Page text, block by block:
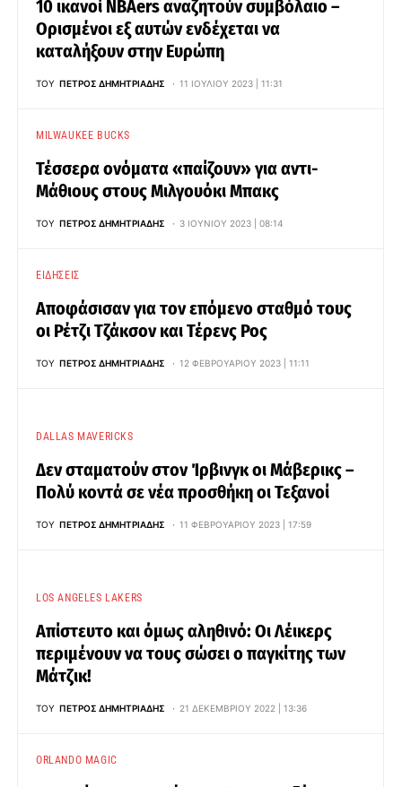
10 ικανοί NBAers αναζητούν συμβόλαιο –
Ορισμένοι εξ αυτών ενδέχεται να
καταλήξουν στην Ευρώπη
ΤΟΥ ΠΈΤΡΟΣ ΔΗΜΗΤΡΙΆΔΗΣ 11 ΙΟΥΛΊΟΥ 2023 | 11:31
MILWAUKEE BUCKS
Τέσσερα ονόματα «παίζουν» για αντι-
Μάθιους στους Μιλγουόκι Μπακς
ΤΟΥ ΠΈΤΡΟΣ ΔΗΜΗΤΡΙΆΔΗΣ 3 ΙΟΥΝΊΟΥ 2023 | 08:14
ΕΙΔΉΣΕΙΣ
Αποφάσισαν για τον επόμενο σταθμό τους
οι Ρέτζι Τζάκσον και Τέρενς Ρος
ΤΟΥ ΠΈΤΡΟΣ ΔΗΜΗΤΡΙΆΔΗΣ 12 ΦΕΒΡΟΥΑΡΊΟΥ 2023 | 11:11
DALLAS MAVERICKS
Δεν σταματούν στον Ίρβινγκ οι Μάβερικς –
Πολύ κοντά σε νέα προσθήκη οι Τεξανοί
ΤΟΥ ΠΈΤΡΟΣ ΔΗΜΗΤΡΙΆΔΗΣ 11 ΦΕΒΡΟΥΑΡΊΟΥ 2023 | 17:59
LOS ANGELES LAKERS
Απίστευτο και όμως αληθινό: Οι Λέικερς
περιμένουν να τους σώσει ο παγκίτης των
Μάτζικ!
ΤΟΥ ΠΈΤΡΟΣ ΔΗΜΗΤΡΙΆΔΗΣ 21 ΔΕΚΕΜΒΡΊΟΥ 2022 | 13:36
ORLANDO MAGIC